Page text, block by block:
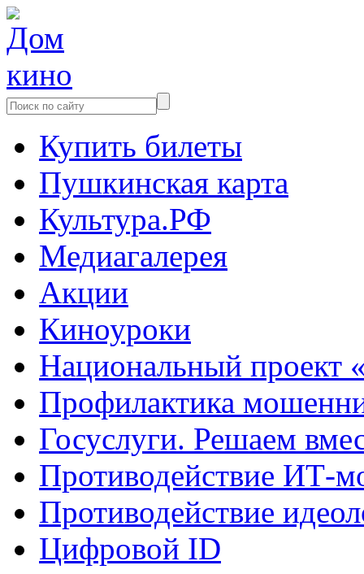
Купить билеты
Пушкинская карта
Культура.РФ
Медиагалерея
Акции
Киноуроки
Национальный проект
Профилактика
Госуслуги. Решаем
Противодействие ИТ-
Противодействие
Цифровой ID